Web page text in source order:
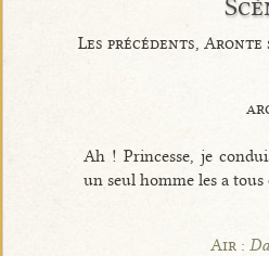
Les précédents,
Ah ! Princesse, je
un seul homme les a tous
Air :